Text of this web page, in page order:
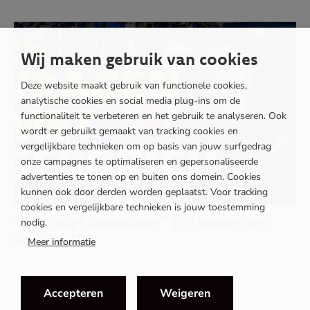
“Dit is mijn droombaan” | 25 vragen met
Gerbrich (18)
Wij maken gebruik van cookies
Deze website maakt gebruik van functionele cookies,
analytische cookies en social media plug-ins om de
functionaliteit te verbeteren en het gebruik te analyseren. Ook
wordt er gebruikt gemaakt van tracking cookies en
vergelijkbare technieken om op basis van jouw surfgedrag
onze campagnes te optimaliseren en gepersonaliseerde
advertenties te tonen op en buiten ons domein. Cookies
kunnen ook door derden worden geplaatst. Voor tracking
cookies en vergelijkbare technieken is jouw toestemming
nodig.
Meer informatie
Accepteren Weigeren